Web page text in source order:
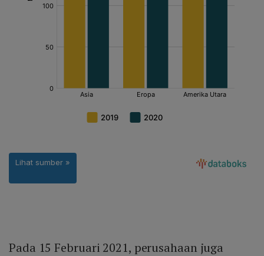
Pada 15 Februari 2021, perusahaan juga